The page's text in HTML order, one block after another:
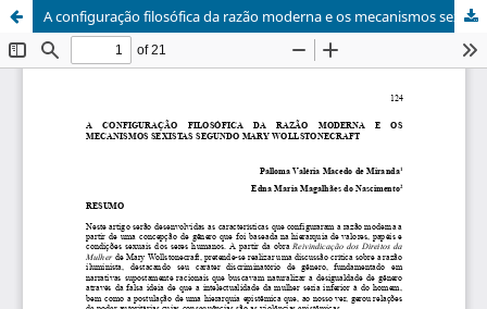
A configuração filosófica da razão moderna e os mecanismos sexistas segundo Mary Wollstonecraft